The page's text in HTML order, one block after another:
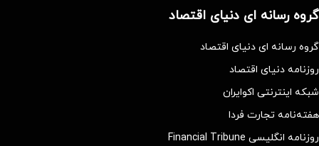
گروه رسانه ای دنیای اقتصاد
گروه رسانه ای دنیای اقتصاد
روزنامه دنیای اقتصاد
شبکه اینترنتی اکوایران
هفته‌نامه تجارت فردا
روزنامه انگلیسی Financial Tribune